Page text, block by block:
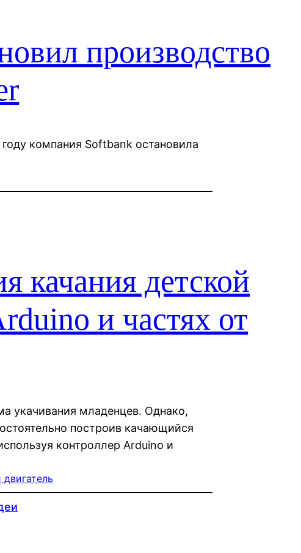
производство
компания Softbank остановила
качания детской
и частях от
укачивания младенцев. Однако,
построив качающийся
контроллер Arduino и